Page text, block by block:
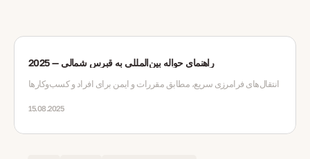
راهنمای حواله بین‌المللی به قبرس شمالی — 2025
انتقال‌های فرامرزی سریع، مطابق مقررات و ایمن برای افراد و کسب‌وکارها
15.08.2025